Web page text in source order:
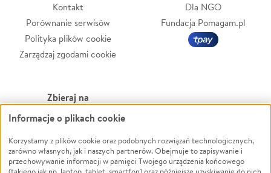
Kontakt
Porównanie serwisów
Polityka plików cookie
Zarządzaj zgodami cookie
Dla NGO
Fundacja Pomagam.pl
Zbieraj na
Leczenie
Zwierzęta
Pożar
Powódź
Wichura
Informacje o plikach cookie
Korzystamy z plików cookie oraz podobnych rozwiązań technologicznych,
zarówno własnych, jak i naszych partnerów. Obejmuje to zapisywanie i
przechowywanie informacji w pamięci Twojego urządzenia końcowego